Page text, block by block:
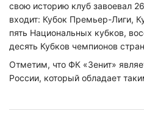
свою историю клуб завоевал
входит: Кубок Премьер-Лиги,
пять Национальных кубков,
десять Кубков чемпионов
Отметим, что ФК «Зенит»
России, который обладает